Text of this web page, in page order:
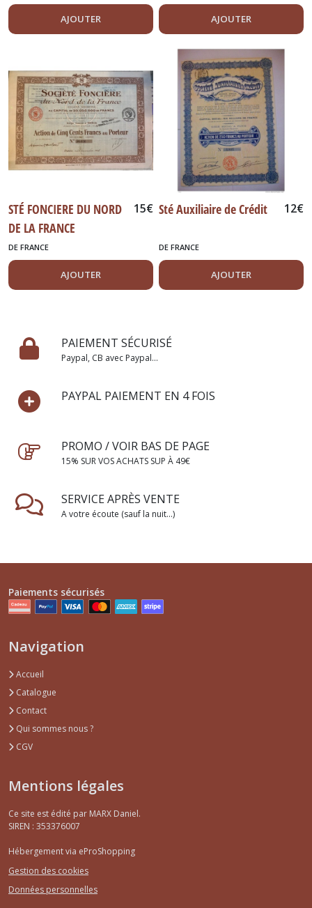
AJOUTER AJOUTER
STÉ FONCIERE DU NORD
DE LA FRANCE
15€
DE FRANCE
AJOUTER
Sté Auxiliaire de Crédit 12€
DE FRANCE
AJOUTER
PAIEMENT SÉCURISÉ
Paypal, CB avec Paypal...
PAYPAL PAIEMENT EN 4 FOIS
PROMO / VOIR BAS DE PAGE
15% SUR VOS ACHATS SUP À 49€
SERVICE APRÈS VENTE
A votre écoute (sauf la nuit...)
Paiements sécurisés
Navigation
Accueil
Catalogue
Contact
Qui sommes nous ?
CGV
Mentions légales
Ce site est édité par MARX Daniel.
SIREN : 353376007
Hébergement via eProShopping
Gestion des cookies
Données personnelles